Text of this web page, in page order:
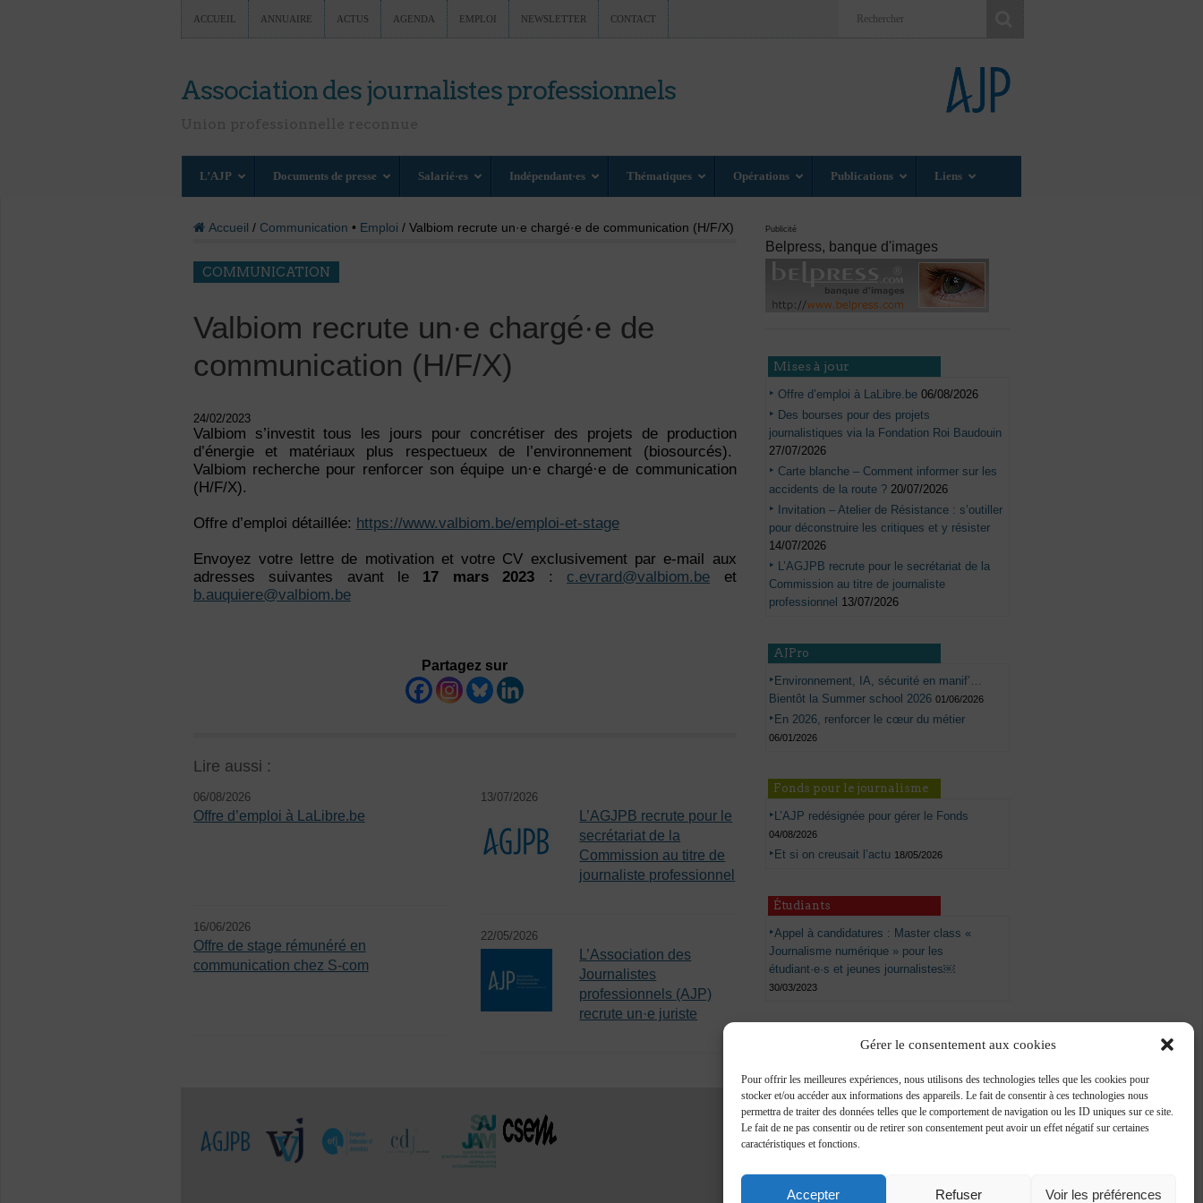
Gérer le consentement aux cookies
Pour offrir les meilleures expériences, nous utilisons des technologies telles que les cookies pour
stocker et/ou accéder aux informations des appareils. Le fait de consentir à ces technologies nous
permettra de traiter des données telles que le comportement de navigation ou les ID uniques sur ce site.
Le fait de ne pas consentir ou de retirer son consentement peut avoir un effet négatif sur certaines
caractéristiques et fonctions.
Accepter Refuser Voir les préférences
ACCUEIL ANNUAIRE ACTUS AGENDA EMPLOI NEWSLETTER CONTACT
Association des journalistes professionnels
L’AJP Documents de presse Salarié·es Indépendant·es Thématiques Opérations Publications Liens
Accueil / Communication • Emploi / Valbiom recrute un·e chargé·e de communication (H/F/X)
COMMUNICATION
Valbiom recrute un·e chargé·e de
communication (H/F/X)
24/02/2023
Valbiom s’investit tous les jours pour concrétiser des projets de production
d’énergie et matériaux plus respectueux de l’environnement (biosourcés).
Valbiom recherche pour renforcer son équipe un·e chargé·e de communication
(H/F/X).
Offre d’emploi détaillée: https://www.valbiom.be/emploi-et-stage
Envoyez votre lettre de motivation et votre CV exclusivement par e-mail aux
adresses suivantes avant le 17 mars 2023 : c.evrard@valbiom.be et
b.auquiere@valbiom.be
Partagez sur
Lire aussi :
06/08/2026
Offre d’emploi à LaLibre.be
13/07/2026
L’AGJPB recrute pour le
secrétariat de la
Commission au titre de
journaliste professionnel
16/06/2026
Offre de stage rémunéré en
communication chez S-com
22/05/2026
L’Association des
Journalistes
professionnels (AJP)
recrute un·e juriste
Publicité
Belpress, banque d'images
Mises à jour
Offre d’emploi à LaLibre.be 06/08/2026
Des bourses pour des projets
journalistiques via la Fondation Roi Baudouin
27/07/2026
Carte blanche – Comment informer sur les
accidents de la route ? 20/07/2026
Invitation – Atelier de Résistance : s’outiller
pour déconstruire les critiques et y résister
14/07/2026
L’AGJPB recrute pour le secrétariat de la
Commission au titre de journaliste
professionnel 13/07/2026
AJPro
Environnement, IA, sécurité en manif’…
Bientôt la Summer school 2026 01/06/2026
En 2026, renforcer le cœur du métier
06/01/2026
Fonds pour le journalisme
L’AJP redésignée pour gérer le Fonds
04/08/2026
Et si on creusait l’actu 18/05/2026
Étudiants
Appel à candidatures : Master class «
Journalisme numérique » pour les
étudiant·e·s et jeunes journalistes￼
30/03/2023